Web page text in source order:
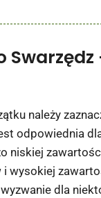
Swarzędz
należy
odpowiednia
niskiej
wysokiej
dla